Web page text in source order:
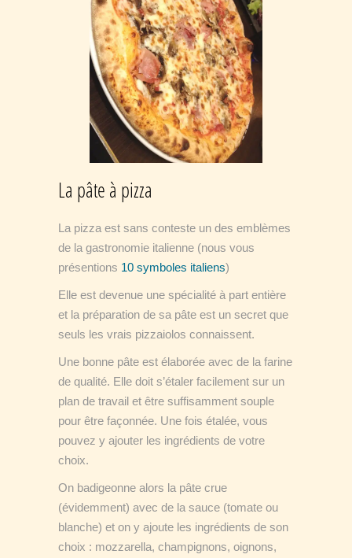
La pâte à pizza
La pizza est sans conteste un des emblèmes
de la gastronomie italienne (nous vous
présentions 10 symboles italiens)
Elle est devenue une spécialité à part entière
et la préparation de sa pâte est un secret que
seuls les vrais pizzaiolos connaissent.
Une bonne pâte est élaborée avec de la farine
de qualité. Elle doit s’étaler facilement sur un
plan de travail et être suffisamment souple
pour être façonnée. Une fois étalée, vous
pouvez y ajouter les ingrédients de votre
choix.
On badigeonne alors la pâte crue
(évidemment) avec de la sauce (tomate ou
blanche) et on y ajoute les ingrédients de son
choix : mozzarella, champignons, oignons,